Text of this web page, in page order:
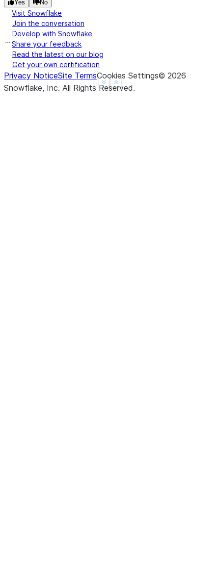
dtype: float64
>>> a.radd
a   -1.0
b   -1.0
c    3.0
d    NaN
f    NaN
dtype: float64
Show less
See more
Yes No
Visit Snowflake
Join the conversation
Develop with Snowflake
Share your feedback
Read the latest on our blog
Get your own certification
Privacy NoticeSite TermsCookies Settings© 2026
Snowflake, Inc. All Rights Reserved.